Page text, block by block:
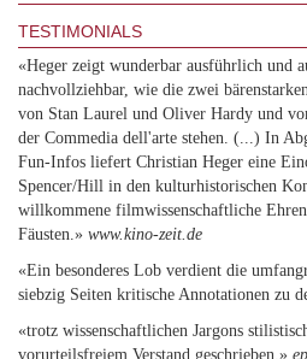
TESTIMONIALS
«Heger zeigt wunderbar ausführlich und
nachvollziehbar, wie die zwei
von Stan Laurel und Oliver Hardy und
der Commedia dell'arte stehen. (...) In
Fun-Infos liefert Christian Heger eine
Spencer/Hill in den kulturhistorischen
willkommene filmwissenschaftliche
Fäusten.» www.kino-zeit.de
«Ein besonderes Lob verdient die
siebzig Seiten kritische Annotationen zu
«trotz wissenschaftlichen Jargons
vorurteilsfreiem Verstand geschrieben.»